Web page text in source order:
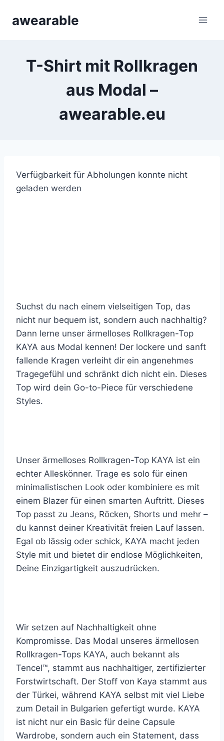
Inhaltawearable
T-Shirt mit Rollkragen
aus Modal –
awearable.eu
Verfügbarkeit für Abholungen konnte nicht
geladen werden
Suchst du nach einem vielseitigen Top, das
nicht nur bequem ist, sondern auch nachhaltig?
Dann lerne unser ärmelloses Rollkragen-Top
KAYA aus Modal kennen! Der lockere und sanft
fallende Kragen verleiht dir ein angenehmes
Tragegefühl und schränkt dich nicht ein. Dieses
Top wird dein Go-to-Piece für verschiedene
Styles.
Unser ärmelloses Rollkragen-Top KAYA ist ein
echter Alleskönner. Trage es solo für einen
minimalistischen Look oder kombiniere es mit
einem Blazer für einen smarten Auftritt. Dieses
Top passt zu Jeans, Röcken, Shorts und mehr –
du kannst deiner Kreativität freien Lauf lassen.
Egal ob lässig oder schick, KAYA macht jeden
Style mit und bietet dir endlose Möglichkeiten,
Deine Einzigartigkeit auszudrücken.
Wir setzen auf Nachhaltigkeit ohne
Kompromisse. Das Modal unseres ärmellosen
Rollkragen-Tops KAYA, auch bekannt als
Tencel™, stammt aus nachhaltiger, zertifizierter
Forstwirtschaft. Der Stoff von Kaya stammt aus
der Türkei, während KAYA selbst mit viel Liebe
zum Detail in Bulgarien gefertigt wurde. KAYA
ist nicht nur ein Basic für deine Capsule
Wardrobe, sondern auch ein Statement, dass